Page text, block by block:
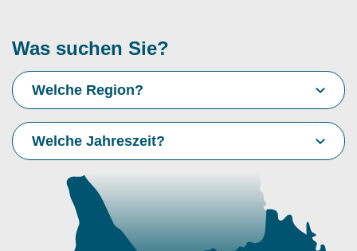
Was suchen Sie?
Welche Region?
Welche Jahreszeit?